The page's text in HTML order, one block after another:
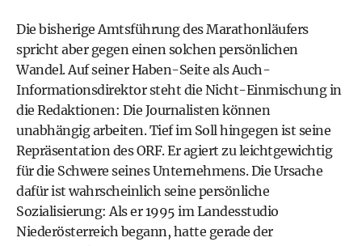
Die bisherige Amtsführung des Marathonläufers
spricht aber gegen einen solchen persönlichen
Wandel. Auf seiner Haben-Seite als Auch-
Informationsdirektor steht die Nicht-Einmischung in
die Redaktionen: Die Journalisten können
unabhängig arbeiten. Tief im Soll hingegen ist seine
Repräsentation des ORF. Er agiert zu leichtgewichtig
für die Schwere seines Unternehmens. Die Ursache
dafür ist wahrscheinlich seine persönliche
Sozialisierung: Als er 1995 im Landesstudio
Niederösterreich begann, hatte gerade der